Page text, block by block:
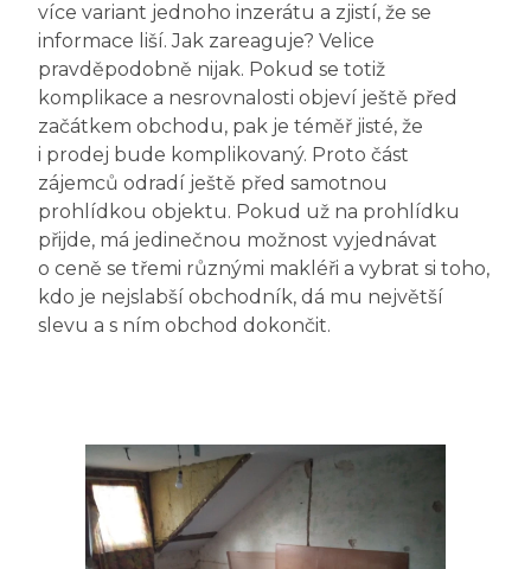
více variant jednoho inzerátu a zjistí, že se
informace liší. Jak zareaguje? Velice
pravděpodobně nijak. Pokud se totiž
komplikace a nesrovnalosti objeví ještě před
začátkem obchodu, pak je téměř jisté, že
i prodej bude komplikovaný. Proto část
zájemců odradí ještě před samotnou
prohlídkou objektu. Pokud už na prohlídku
přijde, má jedinečnou možnost vyjednávat
o ceně se třemi různými makléři a vybrat si toho,
kdo je nejslabší obchodník, dá mu největší
slevu a s ním obchod dokončit.